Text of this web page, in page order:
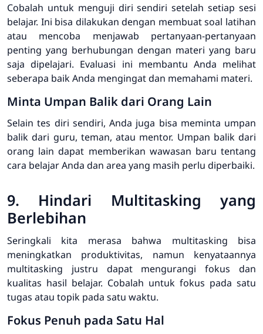
Cobalah untuk menguji diri sendiri setelah setiap sesi
belajar. Ini bisa dilakukan dengan membuat soal latihan
atau mencoba menjawab pertanyaan-pertanyaan
penting yang berhubungan dengan materi yang baru
saja dipelajari. Evaluasi ini membantu Anda melihat
seberapa baik Anda mengingat dan memahami materi.
Minta Umpan Balik dari Orang Lain
Selain tes diri sendiri, Anda juga bisa meminta umpan
balik dari guru, teman, atau mentor. Umpan balik dari
orang lain dapat memberikan wawasan baru tentang
cara belajar Anda dan area yang masih perlu diperbaiki.
9. Hindari Multitasking yang
Berlebihan
Seringkali kita merasa bahwa multitasking bisa
meningkatkan produktivitas, namun kenyataannya
multitasking justru dapat mengurangi fokus dan
kualitas hasil belajar. Cobalah untuk fokus pada satu
tugas atau topik pada satu waktu.
Fokus Penuh pada Satu Hal